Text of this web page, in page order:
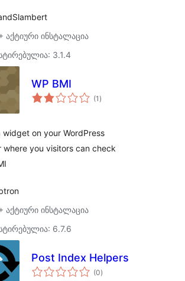
აქტიური ინსტალაცია
3.1.4
WP BMI
(1 საერთო
რეიტინგი
)
widget on your WordPress
where you visitors can check
აქტიური ინსტალაცია
6.7.6
Post Index Helpers
(0საერთო
რეიტინგი
)